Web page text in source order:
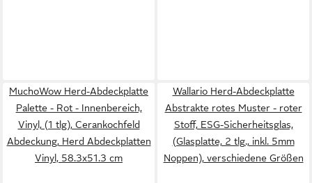
MuchoWow Herd-Abdeckplatte
Palette - Rot - Innenbereich,
Vinyl, (1 tlg), Cerankochfeld
Abdeckung, Herd Abdeckplatten
Vinyl, 58.3x51.3 cm
Wallario Herd-Abdeckplatte
Abstrakte rotes Muster - roter
Stoff, ESG-Sicherheitsglas,
(Glasplatte, 2 tlg., inkl. 5mm
Noppen), verschiedene Größen